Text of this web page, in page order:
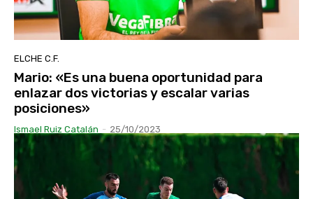
ELCHE C.F.
Mario: «Es una buena oportunidad para
enlazar dos victorias y escalar varias
posiciones»
Ismael Ruiz Catalán - 25/10/2023